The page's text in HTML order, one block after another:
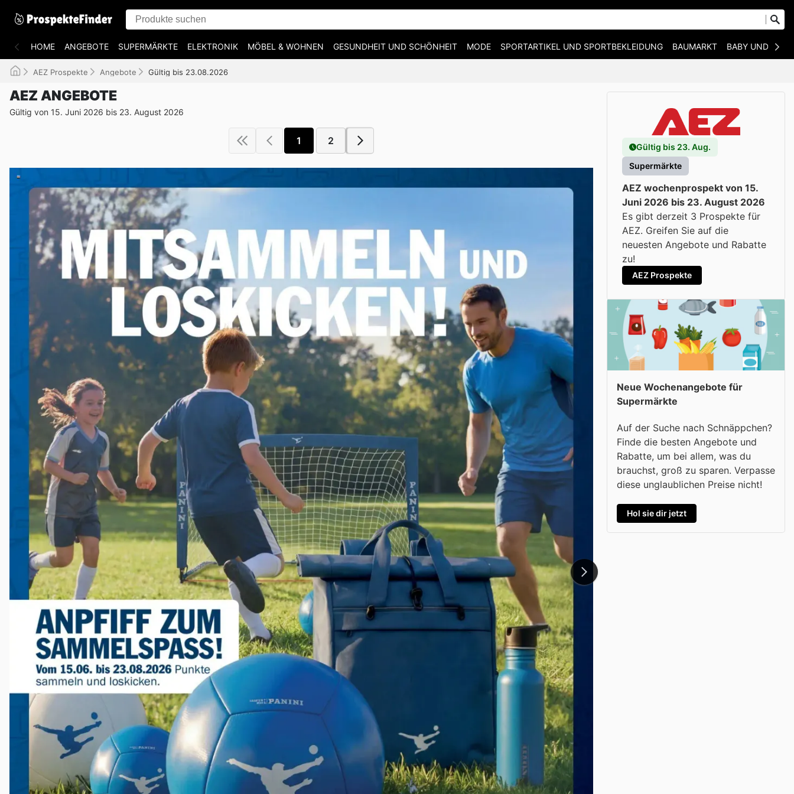
HOME ANGEBOTE SUPERMÄRKTE ELEKTRONIK MÖBEL & WOHNEN GESUNDHEIT UND SCHÖNHEIT MODE SPORTARTIKEL UND SPORTBEKLEIDUNG BAUMARKT BABY UND KIND
AEZ Prospekte Angebote Gültig bis 23.08.2026
AEZ ANGEBOTE
Gültig von 15. Juni 2026 bis 23. August 2026
1 2
Gültig bis 23. Aug.
Supermärkte
AEZ wochenprospekt von 15.
Juni 2026 bis 23. August 2026
Es gibt derzeit 3 Prospekte für
AEZ. Greifen Sie auf die
neuesten Angebote und Rabatte
zu!
AEZ Prospekte
Neue Wochenangebote für
Supermärkte
Auf der Suche nach Schnäppchen?
Finde die besten Angebote und
Rabatte, um bei allem, was du
brauchst, groß zu sparen. Verpasse
diese unglaublichen Preise nicht!
Hol sie dir jetzt